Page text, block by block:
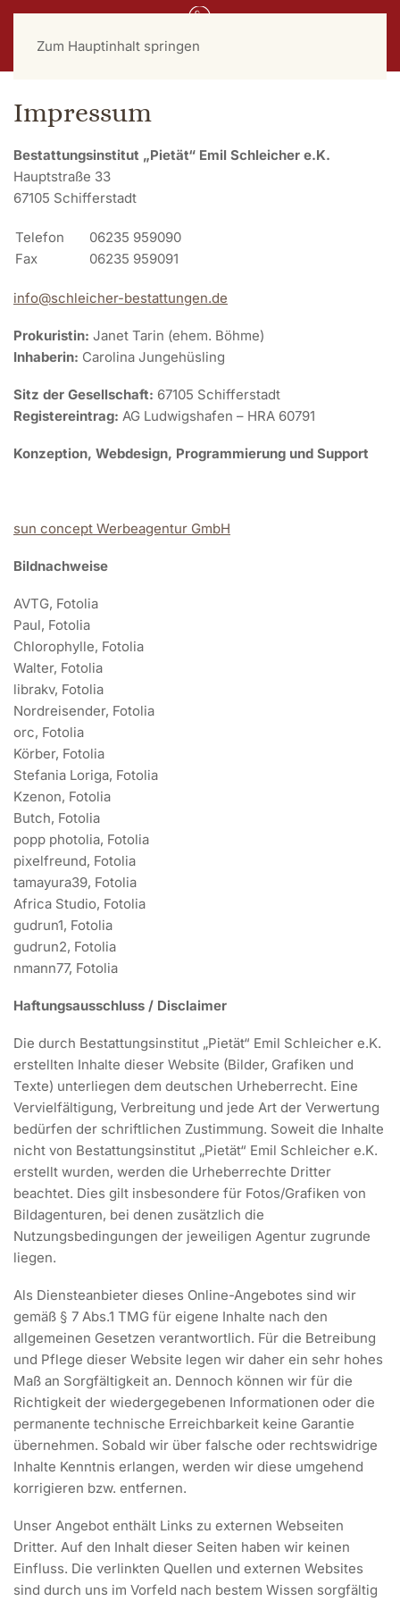
Zum Hauptinhalt springen
Impressum
Bestattungsinstitut „Pietät“ Emil Schleicher e.K.
Hauptstraße 33
67105 Schifferstadt
Telefon
Fax
06235 959090
06235 959091
info@schleicher-bestattungen.de
Prokuristin: Janet Tarin (ehem. Böhme)
Inhaberin: Carolina Jungehüsling
Sitz der Gesellschaft: 67105 Schifferstadt
Registereintrag: AG Ludwigshafen – HRA 60791
Konzeption, Webdesign, Programmierung und Support
sun concept Werbeagentur GmbH
Bildnachweise
AVTG, Fotolia
Paul, Fotolia
Chlorophylle, Fotolia
Walter, Fotolia
librakv, Fotolia
Nordreisender, Fotolia
orc, Fotolia
Körber, Fotolia
Stefania Loriga, Fotolia
Kzenon, Fotolia
Butch, Fotolia
popp photolia, Fotolia
pixelfreund, Fotolia
tamayura39, Fotolia
Africa Studio, Fotolia
gudrun1, Fotolia
gudrun2, Fotolia
nmann77, Fotolia
Haftungsausschluss / Disclaimer
Die durch Bestattungsinstitut „Pietät“ Emil Schleicher e.K.
erstellten Inhalte dieser Website (Bilder, Grafiken und
Texte) unterliegen dem deutschen Urheberrecht. Eine
Vervielfältigung, Verbreitung und jede Art der Verwertung
bedürfen der schriftlichen Zustimmung. Soweit die Inhalte
nicht von Bestattungsinstitut „Pietät“ Emil Schleicher e.K.
erstellt wurden, werden die Urheberrechte Dritter
beachtet. Dies gilt insbesondere für Fotos/Grafiken von
Bildagenturen, bei denen zusätzlich die
Nutzungsbedingungen der jeweiligen Agentur zugrunde
liegen.
Als Diensteanbieter dieses Online-Angebotes sind wir
gemäß § 7 Abs.1 TMG für eigene Inhalte nach den
allgemeinen Gesetzen verantwortlich. Für die Betreibung
und Pflege dieser Website legen wir daher ein sehr hohes
Maß an Sorgfältigkeit an. Dennoch können wir für die
Richtigkeit der wiedergegebenen Informationen oder die
permanente technische Erreichbarkeit keine Garantie
übernehmen. Sobald wir über falsche oder rechtswidrige
Inhalte Kenntnis erlangen, werden wir diese umgehend
korrigieren bzw. entfernen.
Unser Angebot enthält Links zu externen Webseiten
Dritter. Auf den Inhalt dieser Seiten haben wir keinen
Einfluss. Die verlinkten Quellen und externen Websites
sind durch uns im Vorfeld nach bestem Wissen sorgfältig